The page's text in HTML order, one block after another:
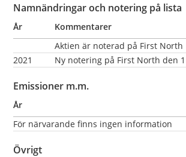
Namnändringar och notering på lista
År
Kommentarer
Aktien är noterad på First North
2021
Ny notering på First North den
Emissioner m.m.
År
För närvarande finns ingen information
Övrigt